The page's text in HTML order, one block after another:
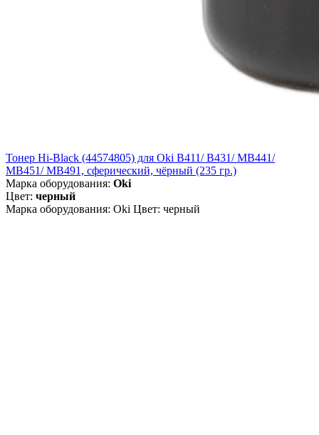
Тонер Hi-Black (44574805) для Oki B411/ B431/ MB441/
MB451/ MB491, сферический, чёрный (235 гр.)
Марка оборудования: Oki
Цвет: черный
Марка оборудования: Oki Цвет: черный